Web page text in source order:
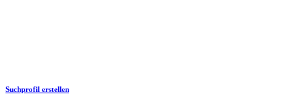
Suchprofil erstellen